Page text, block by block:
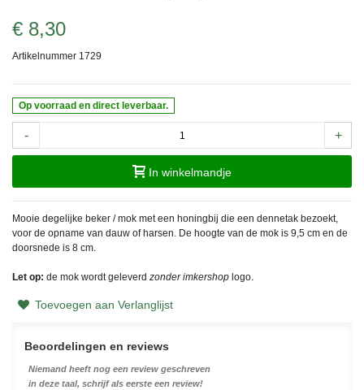
€ 8,30
Artikelnummer 1729
Op voorraad en direct leverbaar.
- +
In winkelmandje
Mooie degelijke beker / mok met een honingbij die een dennetak bezoekt,
voor de opname van dauw of harsen. De hoogte van de mok is 9,5 cm en de
doorsnede is 8 cm.
Let op: de mok wordt geleverd zonder imkershop logo.
Toevoegen aan Verlanglijst
Beoordelingen en reviews
Niemand heeft nog een review geschreven
in deze taal, schrijf als eerste een review!